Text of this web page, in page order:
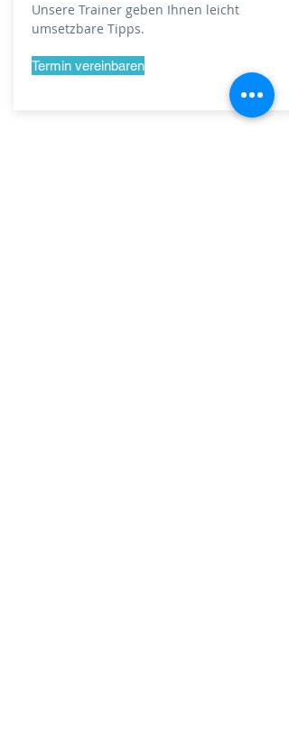
Unsere Trainer geben Ihnen leicht
umsetzbare Tipps.
Termin vereinbaren